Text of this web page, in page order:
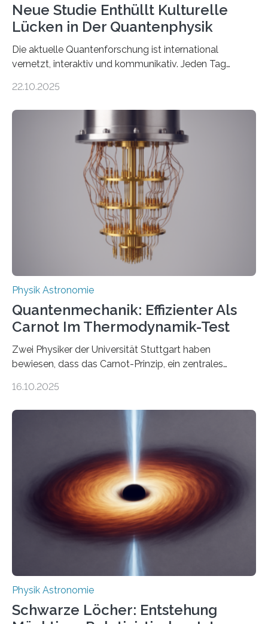
Neue Studie Enthüllt Kulturelle
Lücken in Der Quantenphysik
Die aktuelle Quantenforschung ist international
vernetzt, interaktiv und kommunikativ. Jeden Tag
oft von Autor*innen, die eng zusammenarbeiten. Neue
werden schnell weiterentwickelt. Dies ist der Alltag in
der Forschung der Quantentheorie, die dieses Jahr 100
Jahre alt geworden ist, weshalb die UNESCO 2025 zum
Internationalen Jahr der Quantenwissenschaft und -
technologie ausgerufen hat. Doch nun hat eine
internationale Forschungsgruppe um den
22.10.2025
Physik Astronomie
Quantenmechanik: Effizienter Als
Carnot Im Thermodynamik-Test
Zwei Physiker der Universität Stuttgart haben
bewiesen, dass das Carnot-Prinzip, ein zentrales
Größenordnung von Atomen gilt, deren physikalische
Quantenmotoren voranbringen. Das
Wissenschaftsjournal Science Advances veröffentlichte
die Herleitung. (DOI: 10.1126/sciadv.adw8462)
Verbrennungsmotoren oder Dampfturbinen sind
Wärmekraftmaschinen: Sie wandeln thermische
Energie in mechanische Bewegung um – oder anders
ausgedrückt, Wärme in Bewegung. In
quantenmechanischen Experimenten ist es in den…
16.10.2025
Physik Astronomie
Schwarze Löcher: Entstehung